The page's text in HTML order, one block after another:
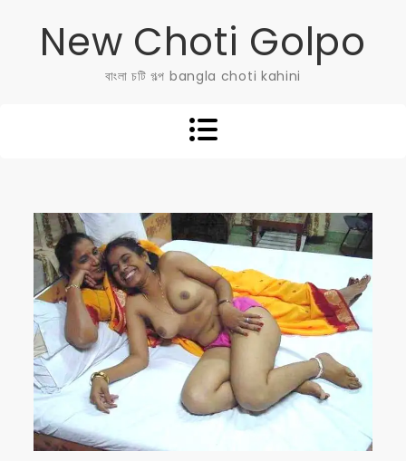
New Choti Golpo
বাংলা চটি গল্প bangla choti kahini